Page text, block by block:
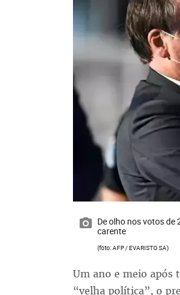
De olho nos votos
carente
(foto: AFP / EVARISTO SA)
Um ano e meio após
“velha política”, o